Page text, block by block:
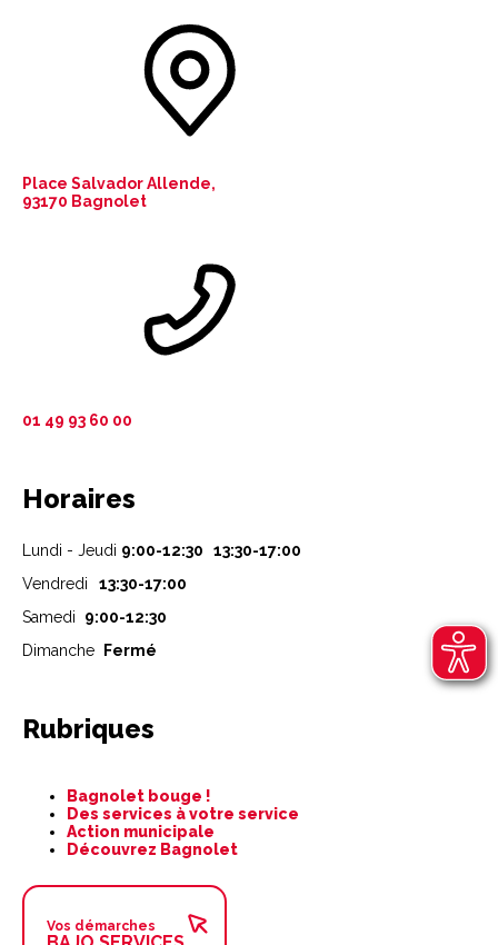
Place Salvador Allende,
93170 Bagnolet
01 49 93 60 00
Horaires
Lundi - Jeudi 9:00-12:30 13:30-17:00
Vendredi
13:30-17:00
Samedi 9:00-12:30
Dimanche
Fermé
Rubriques
contenu
Bagnolet bouge !
Des services à votre service
Action municipale
Découvrez Bagnolet
Vos démarches